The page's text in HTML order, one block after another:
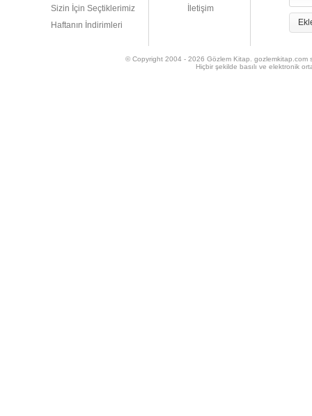
Sizin İçin Seçtiklerimiz
Haftanın İndirimleri
İletişim
© Copyright 2004 - 2026 Gözlem Kitap. gozlemkitap.com
Hiçbir şekilde basılı ve elektronik